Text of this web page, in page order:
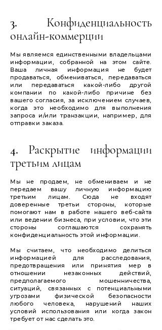
3. Конфиденциальность
онлайн-коммерции
Мы являемся единственными владельцами
информации, собранной на этом сайте.
Ваша личная информация не будет
продаваться, обмениваться, передаваться
или передаваться какой-либо другой
компании по какой-либо причине без
вашего согласия, за исключением случаев,
когда это необходимо для выполнения
запроса и/или транзакции, например, для
отправки заказа.
4. Раскрытие информации
третьим лицам
Мы не продаем, не обмениваем и не
передаем вашу личную информацию
третьим лицам. Сюда не входят
доверенные третьи стороны, которые
помогают нам в работе нашего веб-сайта
или ведении бизнеса, при условии, что эти
стороны соглашаются сохранять
конфиденциальность этой информации.
Мы считаем, что необходимо делиться
информацией для расследования,
предотвращения или принятия мер в
отношении незаконных действий,
предполагаемого мошенничества,
ситуаций, связанных с потенциальными
угрозами физической безопасности
любого человека, нарушений наших
условий использования или когда закон
требует от нас сделать это.